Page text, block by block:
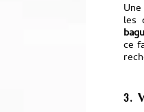
les
ce
3.